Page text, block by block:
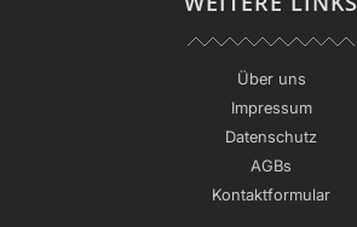
Über uns
Impressum
Datenschutz
AGBs
Kontaktformular